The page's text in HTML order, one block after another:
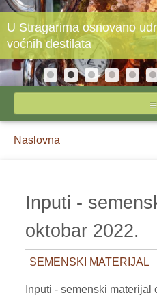
U Stragarima osnovano
voćnih destilata
NASLOVNA
INPUTI
JAJA I ŽIVINSKO MESO
Breadcrumbs
You
Naslovna
Inputi -
oktobar 2022.
SEMENSKI MATERIJAL
Inputi - semenski materijal